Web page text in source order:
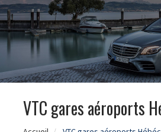
VTC gares aéroports